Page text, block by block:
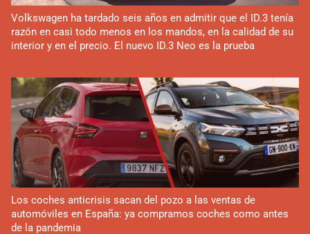
Volkswagen ha tardado seis años en admitir que el ID.3 tenía
razón en casi todo menos en los mandos, en la calidad de su
interior y en el precio. El nuevo ID.3 Neo es la prueba
Los coches anticrisis sacan del pozo a las ventas de
automóviles en España: ya compramos coches como antes
de la pandemia